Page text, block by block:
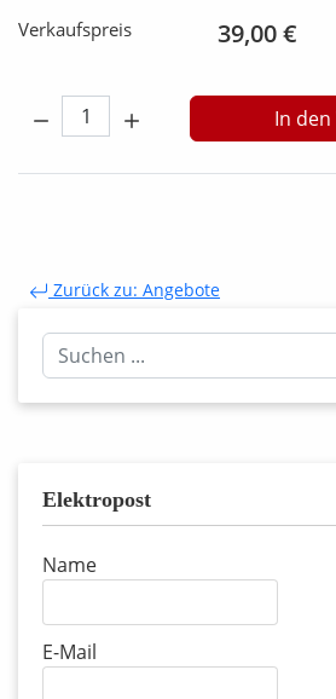
Verkaufspreis 39,00 €
Menge: In
Zurück zu: Angebote
Suchen
...
Elektropost
Name
E-Mail